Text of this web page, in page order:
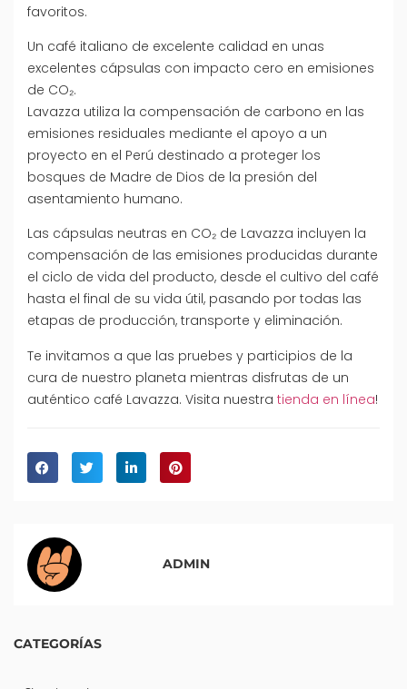
favoritos.
Un café italiano de excelente calidad en unas
excelentes cápsulas con impacto cero en emisiones
de CO₂.
Lavazza utiliza la compensación de carbono en las
emisiones residuales mediante el apoyo a un
proyecto en el Perú destinado a proteger los
bosques de Madre de Dios de la presión del
asentamiento humano.
Las cápsulas neutras en CO₂ de Lavazza incluyen la
compensación de las emisiones producidas durante
el ciclo de vida del producto, desde el cultivo del café
hasta el final de su vida útil, pasando por todas las
etapas de producción, transporte y eliminación.
Te invitamos a que las pruebes y participios de la
cura de nuestro planeta mientras disfrutas de un
auténtico café Lavazza. Visita nuestra tienda en línea!
ADMIN
CATEGORÍAS